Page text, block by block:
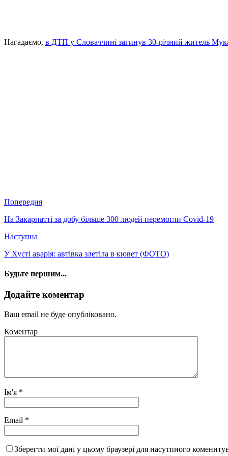
Нагадаємо, в ДТП у Словаччині загинув 30-річний житель
Попередня
На Закарпатті за добу більше 300 людей перемогли Covid-19
Наступна
У Хусті аварія: автівка злетіла в кювет (ФОТО)
Будьте першим...
Додайте коментар
Ваш email не буде опубліковано.
Коментар
Ім'я *
Email *
Зберегти мої дані у цьому браузері для насутпного